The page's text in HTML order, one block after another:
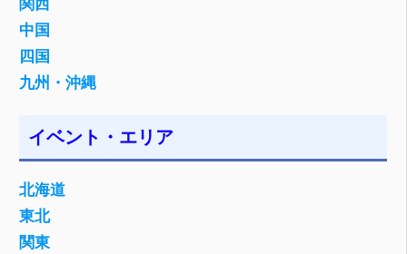
関西
中国
四国
九州・沖縄
イベント・エリア
北海道
東北
関東